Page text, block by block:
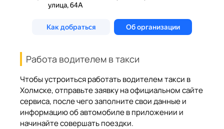
Работа водителем в такси
Чтобы устроиться работать водителем такси в
Холмске, отправьте заявку на официальном сайте
сервиса, после чего заполните свои данные и
информацию об автомобиле в приложении и
начинайте совершать поездки.